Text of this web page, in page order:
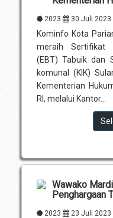
2023 30 Juli 2023
Kominfo Kota
meraih Sertifikat
(EBT) Tabuik dan
komunal (KIK)
Kementerian
RI, melalui Kantor...
Wawako
Penghargaan
2023 23 Juli 2023